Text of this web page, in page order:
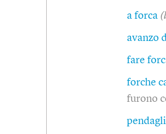
a forca
avanzo
fare
forche
furono